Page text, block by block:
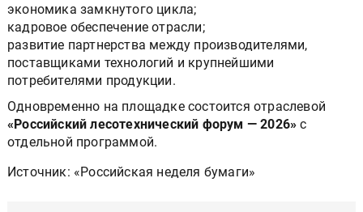
экономика замкнутого цикла;
кадровое обеспечение отрасли;
развитие партнерства между производителями,
поставщиками технологий и крупнейшими
потребителями продукции.
Одновременно на площадке состоится отраслевой
«Российский лесотехнический форум — 2026» с
отдельной программой.
Источник: «Российская неделя бумаги»